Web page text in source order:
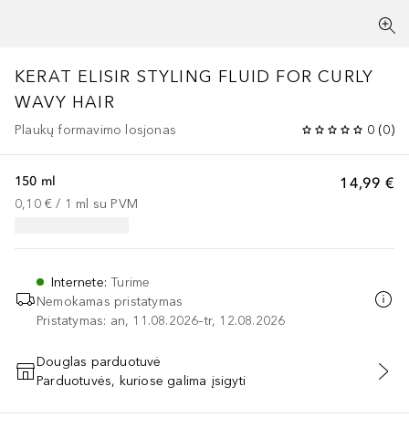
KERAT ELISIR STYLING FLUID FOR CURLY
WAVY HAIR
Plaukų formavimo losjonas 0 (0)
14,99 €
150 ml
0,10 € / 1 ml su PVM
Internete:Turime
Nemokamas pristatymas
Pristatymas: an, 11.08.2026–tr, 12.08.2026
PRIDĖTI Į KREPŠELĮ
Douglas parduotuvė
Parduotuvės, kuriose galima įsigyti